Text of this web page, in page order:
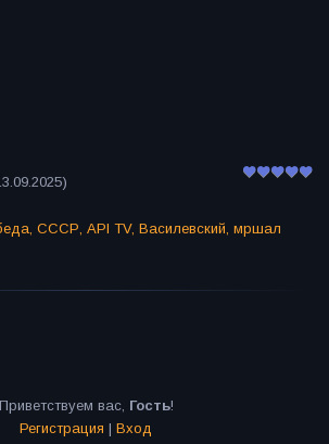
, СССР, API TV, Василевский, мршал
Приветствуем вас, Гость!
Регистрация | Вход